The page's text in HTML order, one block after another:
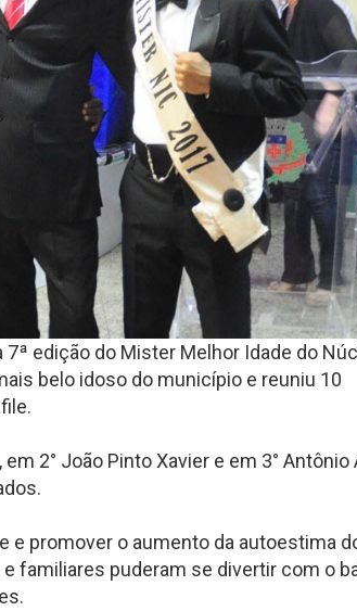
edição do Mister Melhor Idade do
belo idoso do município e reuniu 10
2° João Pinto Xavier e em 3° Antônio
e promover o aumento da autoestima
familiares puderam se divertir com o